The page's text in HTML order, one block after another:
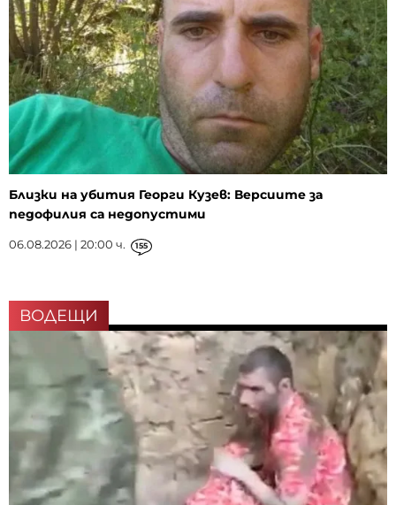
Близки на убития Георги Кузев: Версиите за
педофилия са недопустими
06.08.2026 | 20:00 ч. 155
ВОДЕЩИ